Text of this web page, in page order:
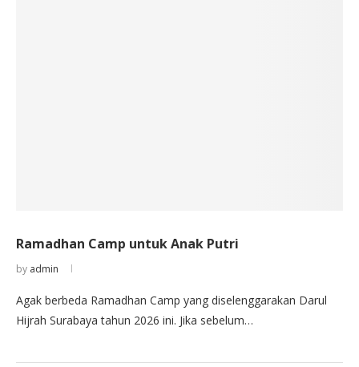
Ramadhan Camp untuk Anak Putri
by admin
Agak berbeda Ramadhan Camp yang diselenggarakan Darul
Hijrah Surabaya tahun 2026 ini. Jika sebelum…